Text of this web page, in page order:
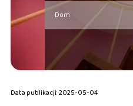
Dom
Data publikacji: 2025-05-04